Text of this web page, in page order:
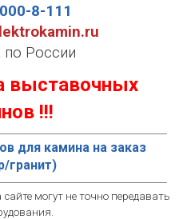
8-111
России
выставочных
!!!
для камина на заказ
гранит)
сайте могут не точно передавать